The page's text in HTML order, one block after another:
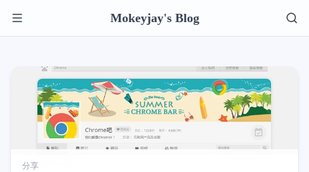
Mokeyjay's Blog
分享